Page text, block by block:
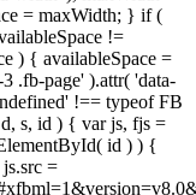
= maxWidth; } if (
!=
) { availableSpace =
.fb-page' ).attr( 'data-
!== typeof FB
s, id ) { var js, fjs =
id ) ) {
=